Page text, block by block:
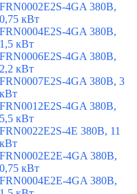
FRN0002E2S-4GA 380В,
0,75 кВт
FRN0004E2S-4GA 380В,
1,5 кВт
FRN0006E2S-4GA 380В,
2,2 кВт
FRN0007E2S-4GA 380В, 3
кВт
FRN0012E2S-4GA 380В,
5,5 кВт
FRN0022E2S-4E 380В, 11
кВт
FRN0002E2E-4GA 380В,
0,75 кВт
FRN0004E2E-4GA 380В,